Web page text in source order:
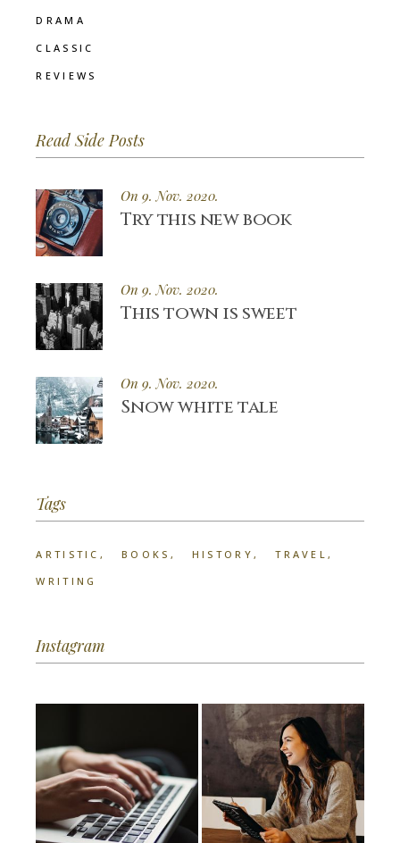
DRAMA
CLASSIC
REVIEWS
Read Side Posts
On 9. Nov. 2020.
Try this new book
On 9. Nov. 2020.
This town is sweet
On 9. Nov. 2020.
Snow white tale
Tags
ARTISTIC BOOKS HISTORY
TRAVEL
WRITING
Instagram